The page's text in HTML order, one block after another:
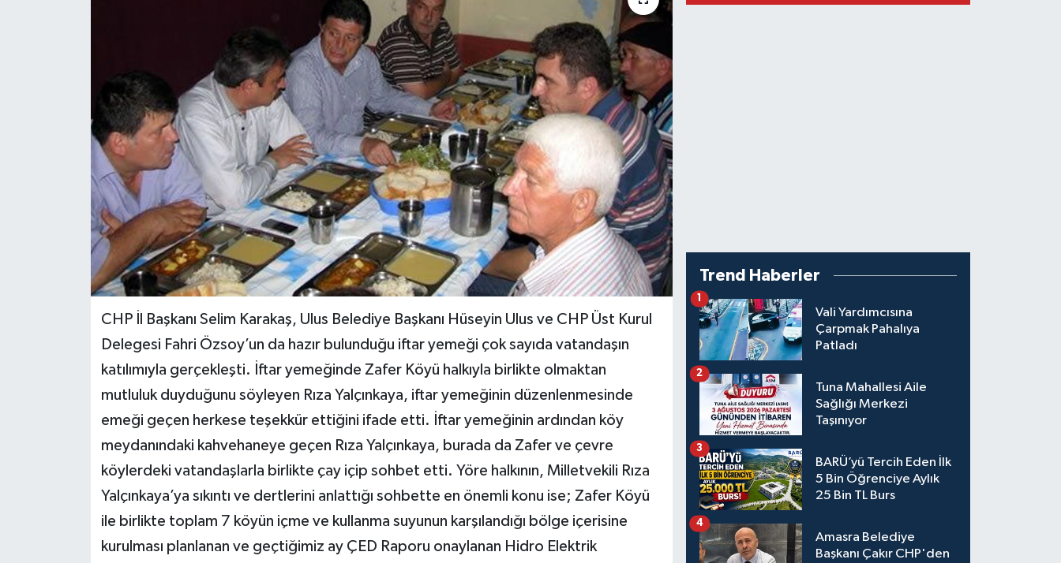
CHP İl Başkanı Selim Karakaş, Ulus Belediye Başkanı Hüseyin Ulus ve CHP Üst Kurul
Delegesi Fahri Özsoy’un da hazır bulunduğu iftar yemeği çok sayıda vatandaşın
katılımıyla gerçekleşti. İftar yemeğinde Zafer Köyü halkıyla birlikte olmaktan
mutluluk duyduğunu söyleyen Rıza Yalçınkaya, iftar yemeğinin düzenlenmesinde
emeği geçen herkese teşekkür ettiğini ifade etti. İftar yemeğinin ardından köy
meydanındaki kahvehaneye geçen Rıza Yalçınkaya, burada da Zafer ve çevre
köylerdeki vatandaşlarla birlikte çay içip sohbet etti. Yöre halkının, Milletvekili Rıza
Yalçınkaya’ya sıkıntı ve dertlerini anlattığı sohbette en önemli konu ise; Zafer Köyü
ile birlikte toplam 7 köyün içme ve kullanma suyunun karşılandığı bölge içerisine
kurulması planlanan ve geçtiğimiz ay ÇED Raporu onaylanan Hidro Elektrik
Trend Haberler
Vali Yardımcısına
Çarpmak Pahalıya
Patladı
1
Tuna Mahallesi Aile
Sağlığı Merkezi
Taşınıyor
2
BARÜ’yü Tercih Eden İlk
5 Bin Öğrenciye Aylık
25 Bin TL Burs
3
Amasra Belediye
Başkanı Çakır CHP'den
4
Sivil Toplum
Yerel Yönetimler